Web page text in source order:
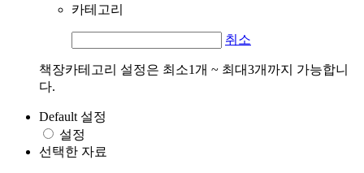
카테고리
취소
책장카테고리 설정은 최소1개 ~ 최대3개까지 가능합니
다.
Default 설정
설정
선택한 자료